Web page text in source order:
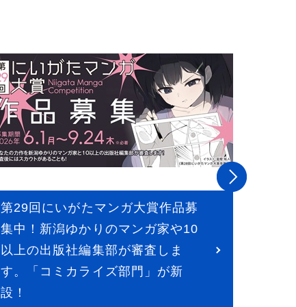
第29回にいがたマンガ大賞作品募
集中！新潟ゆかりのマンガ家や10
以上の出版社編集部が審査しま
す。「コミカライズ部門」が新
設！